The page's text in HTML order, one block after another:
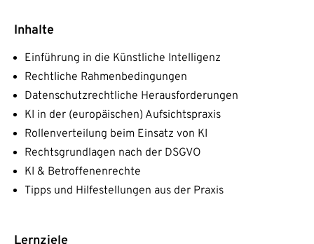
Inhalte
Einführung in die Künstliche Intelligenz
Rechtliche Rahmenbedingungen
Datenschutzrechtliche Herausforderungen
KI in der (europäischen) Aufsichtspraxis
Rollenverteilung beim Einsatz von KI
Rechtsgrundlagen nach der DSGVO
KI & Betroffenenrechte
Tipps und Hilfestellungen aus der Praxis